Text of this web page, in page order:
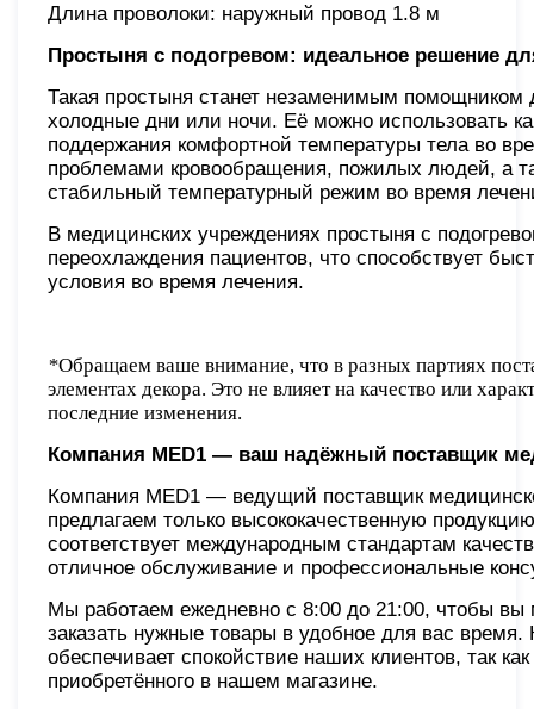
Длина проволоки: наружный провод 1.8 м
Простыня с подогревом: идеальное решение
Такая простыня станет незаменимым помощником
холодные дни или ночи. Её можно использовать
поддержания комфортной температуры тела во
проблемами кровообращения, пожилых людей, а
стабильный температурный режим во время
В медицинских учреждениях простыня с
переохлаждения пациентов, что способствует
условия во время лечения.
*Обращаем ваше внимание, что в разных партиях
элементах декора. Это не влияет на качество или
последние изменения.
Компания MED1 — ваш надёжный поставщик
Компания MED1 — ведущий поставщик
предлагаем только высококачественную
соответствует международным стандартам
отличное обслуживание и профессиональные
Мы работаем ежедневно с 8:00 до 21:00, чтобы
заказать нужные товары в удобное для вас
обеспечивает спокойствие наших клиентов, так
приобретённого в нашем магазине.